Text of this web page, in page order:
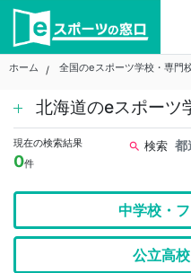
Skip
content
ホーム 全国のeスポーツ学校・専門
北海道のeスポーツ
現在の検索結果
0件
search 検索 都
中学校・
公立高